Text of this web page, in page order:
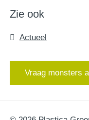
Zie ook
Actueel
Vraag monsters